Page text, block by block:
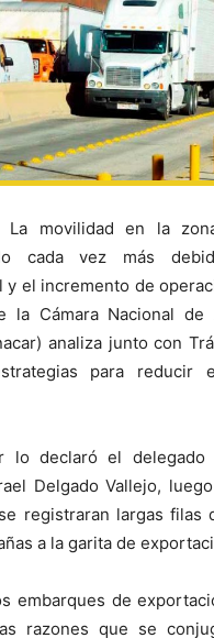
La movilidad en la
cada vez más
y el incremento de
la Cámara Nacional de
analiza junto con
para reducir
lo declaró el delegado
Delgado Vallejo,
registraran largas filas
a la garita de
embarques de
razones que se